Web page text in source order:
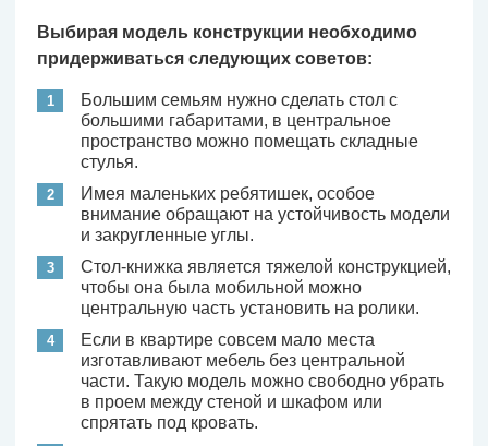
Выбирая модель конструкции необходимо
придерживаться следующих советов:
Большим семьям нужно сделать стол с
большими габаритами, в центральное
пространство можно помещать складные
стулья.
Имея маленьких ребятишек, особое
внимание обращают на устойчивость модели
и закругленные углы.
Стол-книжка является тяжелой конструкцией,
чтобы она была мобильной можно
центральную часть установить на ролики.
Если в квартире совсем мало места
изготавливают мебель без центральной
части. Такую модель можно свободно убрать
в проем между стеной и шкафом или
спрятать под кровать.